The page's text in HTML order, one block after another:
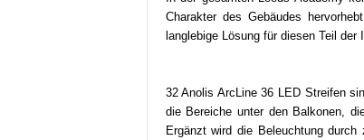
Charakter des Gebäudes
langlebige Lösung für diesen Teil der
32 Anolis ArcLine 36 LED Streifen
die Bereiche unter den Balkonen,
Ergänzt wird die Beleuchtung